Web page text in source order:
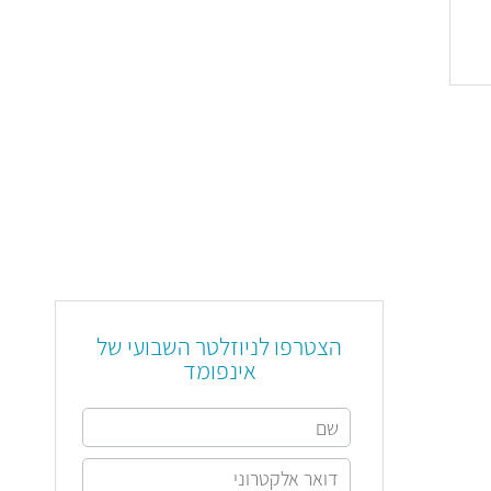
הצטרפו לניוזלטר השבועי של
אינפומד